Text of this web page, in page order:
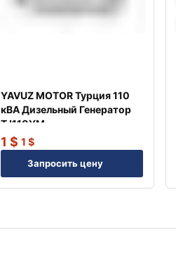
YAVUZ MOTOR Турция 110
кВА Дизельный Генератор
TJ110YM
1$ 1$
Запросить цену